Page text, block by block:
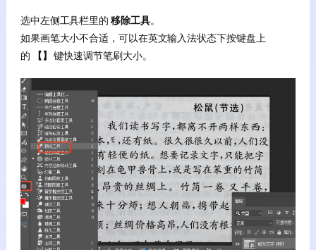
选中左侧工具栏里的 移除工具。
如果画笔大小不合适，可以在英文输入法状态下按键盘上
的
【】 键快速调节笔刷大小。